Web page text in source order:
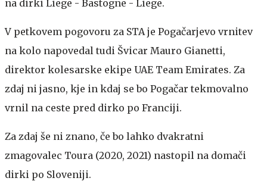
na dirki Liege - Bastogne - Liege.
V petkovem pogovoru za STA je Pogačarjevo vrnitev
na kolo napovedal tudi Švicar Mauro Gianetti,
direktor kolesarske ekipe UAE Team Emirates. Za
zdaj ni jasno, kje in kdaj se bo Pogačar tekmovalno
vrnil na ceste pred dirko po Franciji.
Za zdaj še ni znano, če bo lahko dvakratni
zmagovalec Toura (2020, 2021) nastopil na domači
dirki po Sloveniji.